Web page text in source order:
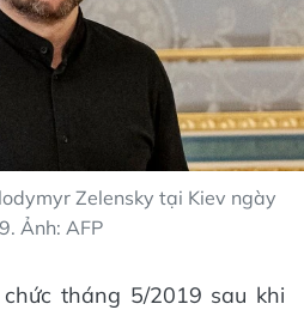
Zelensky tại Kiev ngày
Ảnh: AFP
tháng 5/2019 sau khi